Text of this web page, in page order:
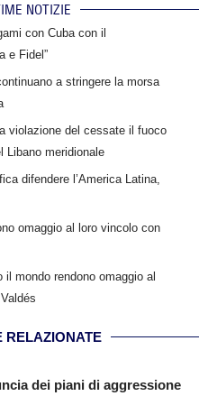
NOTIZIE
con Cuba con il
e Fidel”
a stringere la morsa
violazione del cessate il fuoco
Libano meridionale
difendere l’America Latina,
omaggio al loro vincolo con
mondo rendono omaggio al
RELAZIONATE
dei piani di aggressione